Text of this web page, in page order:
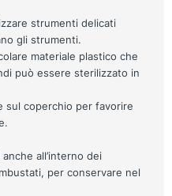
strumenti delicati
gli strumenti.
materiale plastico che
può essere sterilizzato in
sul coperchio per favorire
all’interno dei
per conservare nel